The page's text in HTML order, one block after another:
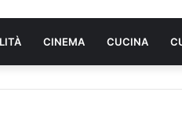
CINEMA CUCINA